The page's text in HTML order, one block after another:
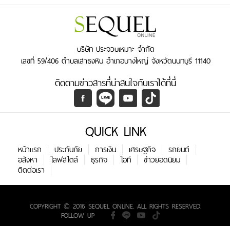
บริษัท ประจวบเหมาะ จำกัด
เลขที่ 59/406 ตำบลเสาธงหิน อำเภอบางใหญ่ จังหวัดนนทบุรี 11140
ติดตามข่าวสารที่น่าสนใจกับเราได้ที่นี่
QUICK LINK
หน้าแรก ประกันภัย การเงิน เศรษฐกิจ
รถยนต์
อสังหา
ไลฟสไตล์ ธุรกิจ ไอที
ข่าวยอดนิยม
ติดต่อเรา
COPYRIGHT © 2016 SEQUEL ONLINE. ALL RIGHTS RESERVED.
FOLLOW UP